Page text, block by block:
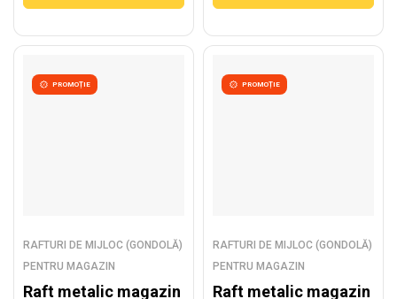
PROMOȚIE
RAFTURI DE MIJLOC (GONDOLĂ)
PENTRU MAGAZIN
Raft metalic magazin
PROMOȚIE
RAFTURI DE MIJLOC (GONDOLĂ)
PENTRU MAGAZIN
Raft metalic magazin